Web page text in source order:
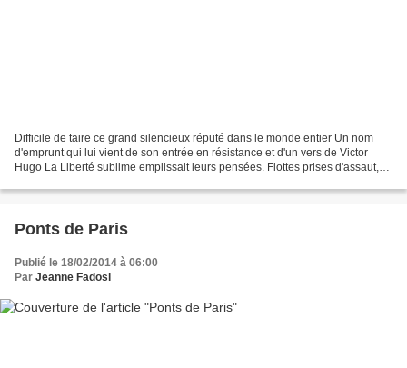
Difficile de taire ce grand silencieux réputé dans le monde entier Un nom
d'emprunt qui lui vient de son entrée en résistance et d'un vers de Victor
Hugo La Liberté sublime emplissait leurs pensées. Flottes prises d'assaut,
Ponts de Paris
Publié le 18/02/2014 à 06:00
Par Jeanne Fadosi